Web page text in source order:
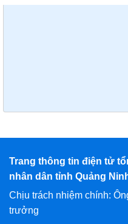
Trang thông tin điện tử
nhân dân tỉnh Quảng
Chịu trách nhiệm chính:
trưởng